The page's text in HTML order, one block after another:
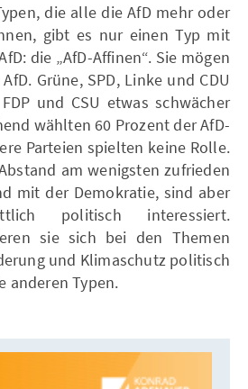
die alle die AfD mehr oder
gibt es nur einen Typ mit
die „AfD-Affinen“. Sie mögen
Grüne, SPD, Linke und CDU
und CSU etwas schwächer
wählten 60 Prozent der AfD-
Parteien spielten keine Rolle.
am wenigsten zufrieden
mit der Demokratie, sind aber
politisch interessiert.
sie sich bei den Themen
und Klimaschutz politisch
anderen Typen.